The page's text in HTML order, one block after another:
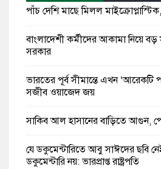
পাঁচ দেশি মাছে মিলল
বাংলাদেশী কর্মীদের আকামা নিয়ে
সরকার
ভারতের পূর্ব সীমান্তে এখন ‘আরেকটি
সজীব ওয়াজেদ জয়
সাকিব আল হাসানের বাড়িতে আগুন,
যে ডকুমেন্টারিতে আবু সাঈদের ছবি
ডকুমেন্টারি নয়: ভারপ্রাপ্ত রাষ্ট্রপতি